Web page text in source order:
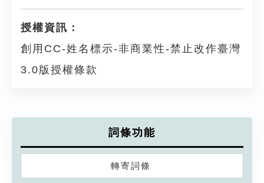
授權資訊：
創用CC-姓名標示-非商業性-禁止改作臺灣
3.0版授權條款
詞條功能
轉寄詞條